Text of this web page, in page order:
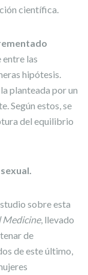
científica.
entre las
hipótesis.
planteada por un
Según estos, se
del equilibrio
sobre esta
Medicine, llevado
de
de este último,